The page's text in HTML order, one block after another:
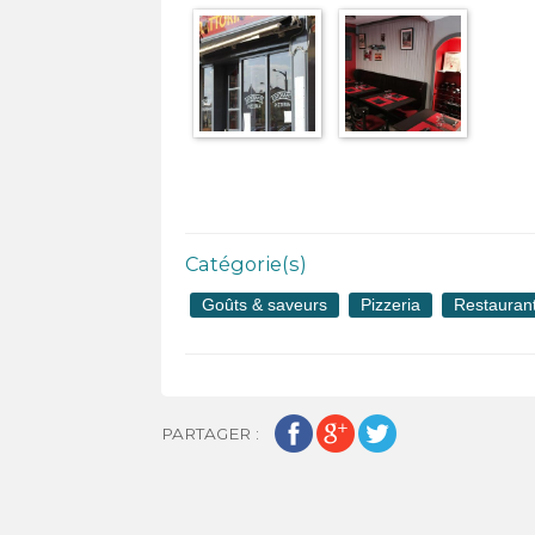
Catégorie(s)
Goûts & saveurs Pizzeria
PARTAGER :